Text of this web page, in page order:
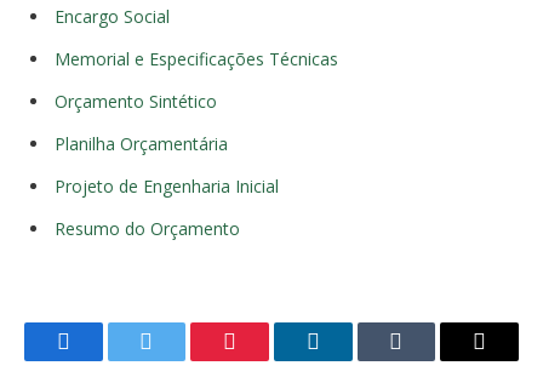
Encargo Social
Memorial e Especificações Técnicas
Orçamento Sintético
Planilha Orçamentária
Projeto de Engenharia Inicial
Resumo do Orçamento
FacebookTwitter Pinterest LinkedInTumblr
E-